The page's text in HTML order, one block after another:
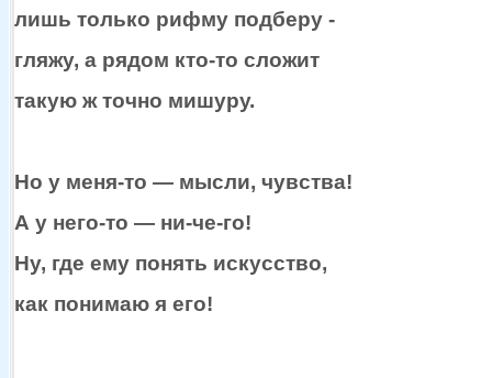
лишь только рифму подберу -
гляжу, а рядом кто-то сложит
такую жточно мишуру.
Но у меня-то — мысли, чувства!
А у него-то — ни-че-го!
Ну, где ему понять искусство,
как понимаю я его!